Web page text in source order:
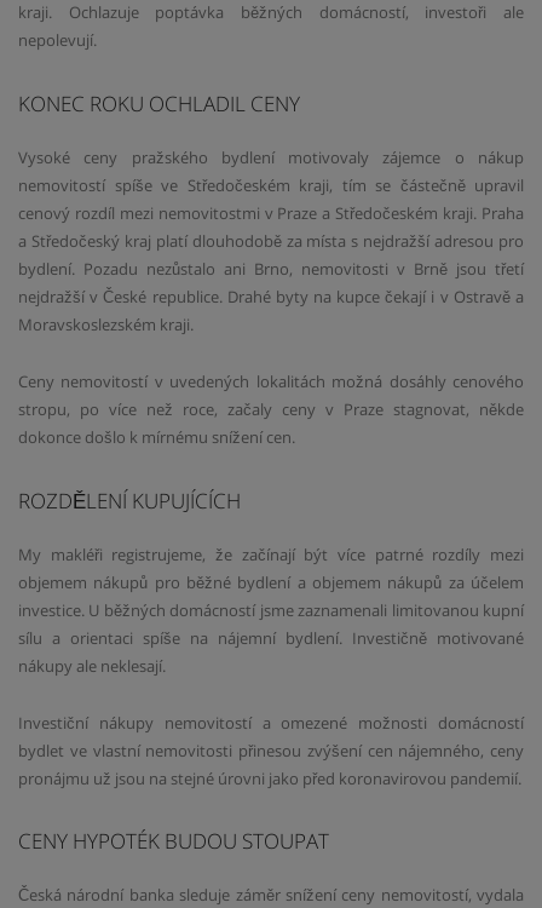
kraji. Ochlazuje poptávka běžných domácností, investoři ale
nepolevují.
KONEC ROKU OCHLADIL CENY
Vysoké ceny pražského bydlení motivovaly zájemce o nákup
nemovitostí spíše ve Středočeském kraji, tím se částečně upravil
cenový rozdíl mezi nemovitostmi v Praze a Středočeském kraji. Praha
a Středočeský kraj platí dlouhodobě za místa s nejdražší adresou pro
bydlení. Pozadu nezůstalo ani Brno, nemovitosti v Brně jsou třetí
nejdražší v České republice. Drahé byty na kupce čekají i v Ostravě a
Moravskoslezském kraji.
Ceny nemovitostí v uvedených lokalitách možná dosáhly cenového
stropu, po více než roce, začaly ceny v Praze stagnovat, někde
dokonce došlo k mírnému snížení cen.
ROZDĚLENÍ KUPUJÍCÍCH
My makléři registrujeme, že začínají být více patrné rozdíly mezi
objemem nákupů pro běžné bydlení a objemem nákupů za účelem
investice. U běžných domácností jsme zaznamenali limitovanou kupní
sílu a orientaci spíše na nájemní bydlení. Investičně motivované
nákupy ale neklesají.
Investiční nákupy nemovitostí a omezené možnosti domácností
bydlet ve vlastní nemovitosti přinesou zvýšení cen nájemného, ceny
pronájmu už jsou na stejné úrovni jako před koronavirovou pandemií.
CENY HYPOTÉK BUDOU STOUPAT
Česká národní banka sleduje záměr snížení ceny nemovitostí, vydala